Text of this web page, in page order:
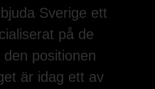
Sverige ett
på de
positionen
är idag ett av